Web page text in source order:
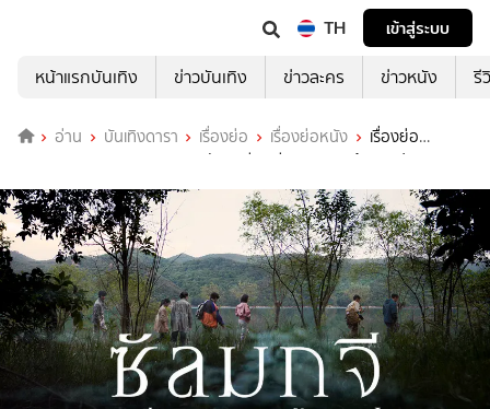
TH
เข้าสู่ระบบ
หน้าแรกบันเทิง
ข่าวบันเทิง ข่าวละคร ข่าวหนัง รี
อ่าน บันเทิงดารา เรื่องย่อ เรื่องย่อหนัง
เรื่องย่อ
Salmokji: Whispering Water ซัลมกจี สตรีทวิว สยองต้องสาป